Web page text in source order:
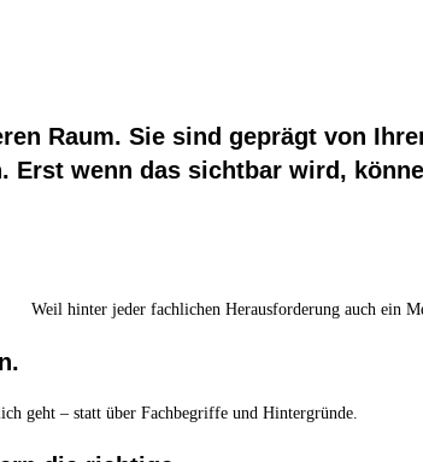
Raum. Sie sind geprägt von
Erst wenn das sichtbar wird,
Weil hinter jeder fachlichen Herausforderung auch ein
geht – statt über Fachbegriffe und Hintergründe.